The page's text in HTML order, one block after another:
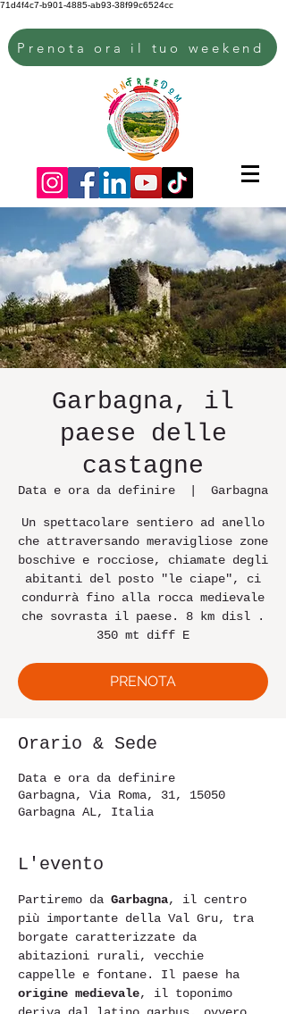
71d4f4c7-b901-4885-ab93-38f99c6524cc
Prenota ora il tuo weekend
Garbagna, il
paese delle
castagne
Data e ora da definire Garbagna
Un spettacolare sentiero ad anello
che attraversando meravigliose zone
boschive e rocciose, chiamate degli
abitanti del posto "le ciape", ci
condurrà fino alla rocca medievale
che sovrasta il paese. 8 km disl .
350 mt diff E
PRENOTA
Orario & Sede
Data e ora da definire
Garbagna, Via Roma, 31, 15050
Garbagna AL, Italia
L'evento
Partiremo da Garbagna, il centro
più importante della Val Gru, tra
borgate caratterizzate da
abitazioni rurali, vecchie
cappelle e fontane. Il paese ha
origine medievale, il toponimo